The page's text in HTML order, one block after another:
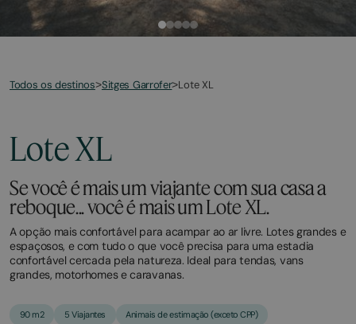
Todos os destinos>Sitges Garrofer>Lote XL
Lote XL
Se você é mais um viajante com sua casa a
reboque... você é mais um Lote XL.
A opção mais confortável para acampar ao ar livre. Lotes grandes e
espaçosos, e com tudo o que você precisa para uma estadia
confortável cercada pela natureza. Ideal para tendas, vans
grandes, motorhomes e caravanas.
90 m2 5 Viajantes Animais de estimação (exceto CPP)